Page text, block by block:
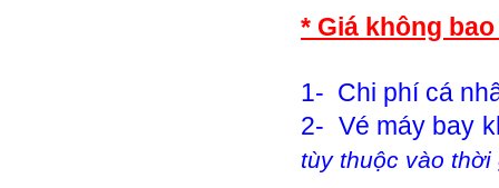
* Giá không
1- Chi phí cá
2- Vé máy bay
tùy thuộc vào